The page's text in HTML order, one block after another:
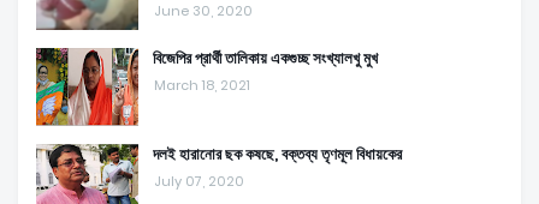
June 30, 2020
বিজেপির প্রার্থী তালিকায় একগুচ্ছ সংখ্যালখু মুখ
March 18, 2021
দলই হারানোর ছক কষছে, বক্তব্য তৃণমূল বিধায়কের
July 07, 2020